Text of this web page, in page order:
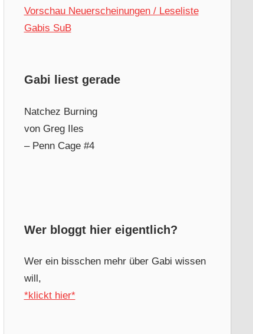
Vorschau Neuerscheinungen / Leseliste
Gabis SuB
Gabi liest gerade
Natchez Burning
von Greg Iles
– Penn Cage #4
Wer bloggt hier eigentlich?
Wer ein bisschen mehr über Gabi wissen
will,
*klickt hier*